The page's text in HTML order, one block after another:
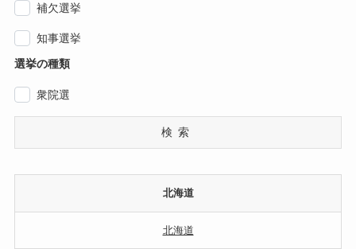
補欠選挙
知事選挙
選挙の種類
衆院選
検索
北海道
北海道